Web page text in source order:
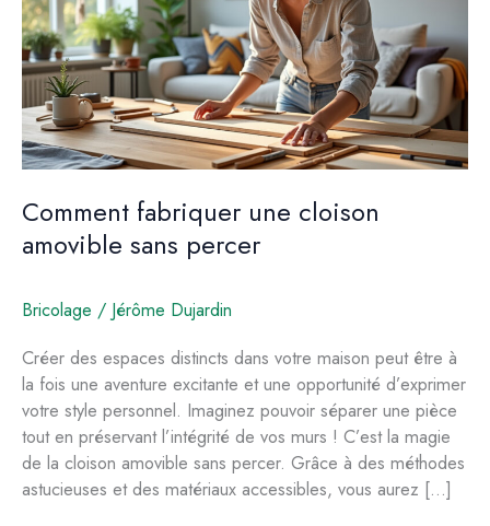
Comment fabriquer une cloison
amovible sans percer
Bricolage / Jérôme Dujardin
Créer des espaces distincts dans votre maison peut être à
la fois une aventure excitante et une opportunité d’exprimer
votre style personnel. Imaginez pouvoir séparer une pièce
tout en préservant l’intégrité de vos murs ! C’est la magie
de la cloison amovible sans percer. Grâce à des méthodes
astucieuses et des matériaux accessibles, vous aurez […]